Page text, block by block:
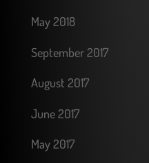
May 2018
September 2017
August 2017
June 2017
May 2017